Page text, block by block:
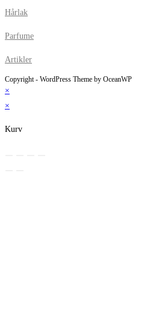
Hårlak
Parfume
Artikler
Copyright - WordPress Theme by OceanWP
×
×
Kurv